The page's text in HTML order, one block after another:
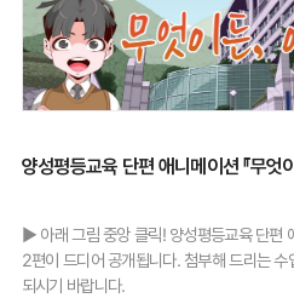
▶ 아래 그림 중앙 클릭! 양성평등교육 단편
2편이 드디어 공개됩니다. 첨부해 드리는
되시기 바랍니다.